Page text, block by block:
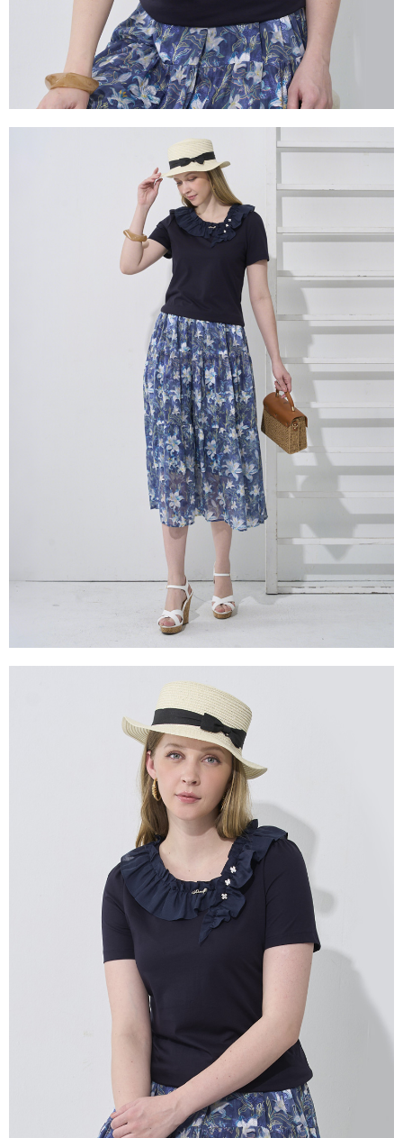
４．使用「AFTEE先享後付」時，將依據個別帳號之用戶狀況，依本公司即
時審查核予不同之上限額度；若仍有額度不足之情形，本公司將視審查結果
請求用戶進行身份認證。
５．嚴禁一人註冊多個帳號或使用他人資訊註冊。若發現惡意使用之情形，
恩沛科技股份有限公司將有權停止該用戶之使用額度並採取法律行動。